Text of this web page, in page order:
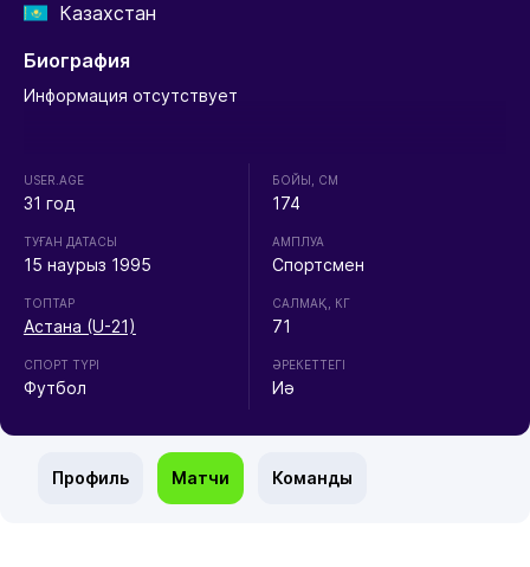
Казахстан
Биография
Информация отсутствует
USER.AGE
31 год
ТУҒАН ДАТАСЫ
15 наурыз 1995
ТОПТАР
Астана (U-21)
СПОРТ ТҮРІ
Футбол
БОЙЫ, СМ
174
АМПЛУА
Спортсмен
CАЛМАҚ, КГ
71
ӘРЕКЕТТЕГІ
Иә
Профиль Матчи Команды